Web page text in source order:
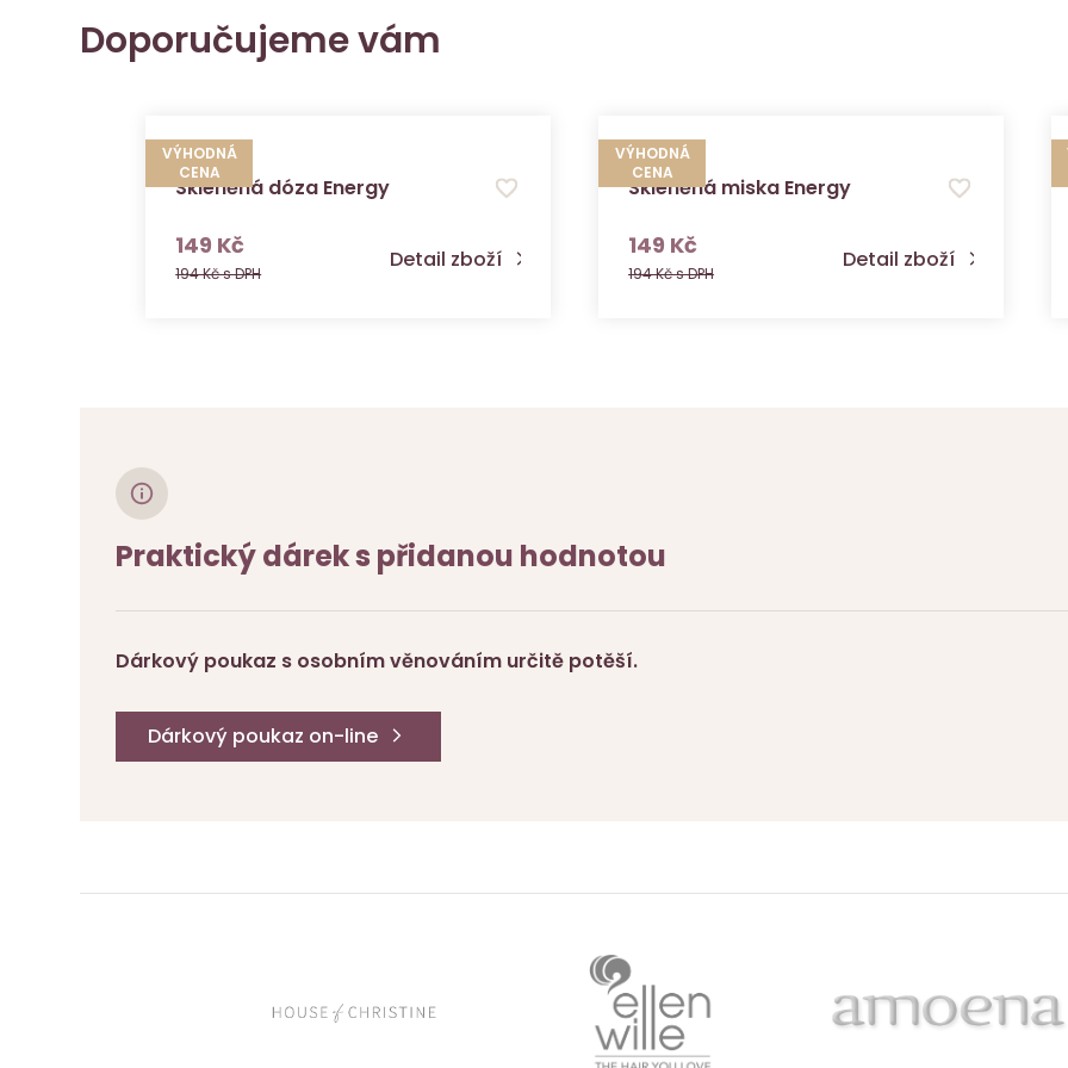
Doporučujeme vám
VÝHODNÁ
CENA
Skleněná dóza Energy
149 Kčs DPH
194 Kč s DPH
Detail zboží
VÝHODNÁ
CENA
Skleněná miska Energy
149 Kčs DPH
194 Kč s DPH
Detail zboží
Praktický dárek s přidanou hodnotou
Dárkový poukaz s osobním věnováním určitě potěší.
Dárkový poukaz on-line